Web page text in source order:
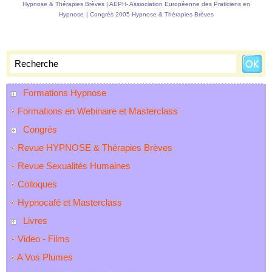
Formations Hypnose
Formations en Webinaire et Masterclass
Congrès
Revue HYPNOSE & Thérapies Brèves
Revue Sexualités Humaines
Colloques
Hypnocafé et Masterclass
Livres
Video - Films
A Vos Plumes
Hypnose & Thérapies Brèves | AEPH- Assiociation Européenne des Praticiens en
Hypnose | Congrès 2005 Hypnose & Thérapies Brèves